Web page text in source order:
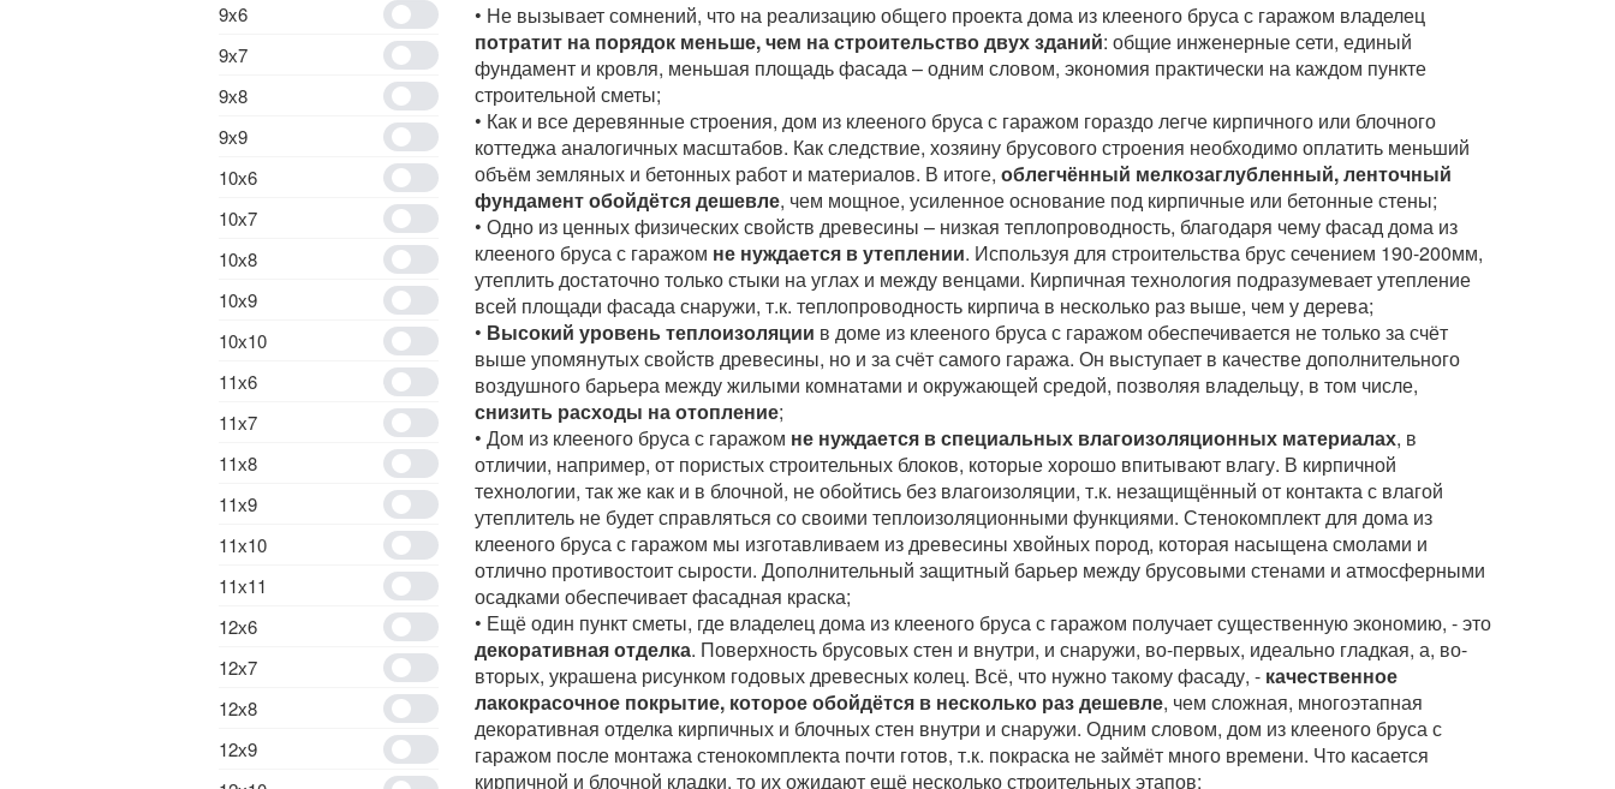
9x6
9х7
9х8
9х9
10х6
10х7
10х8
10х9
10х10
11х6
11х7
11х8
11х9
11х10
11х11
12х6
12х7
12х8
12х9
• Не вызывает сомнений, что на реализацию общего проекта дома из клееного бруса с гаражом владелец
потратит на порядок меньше, чем на строительство двух зданий: общие инженерные сети, единый
фундамент и кровля, меньшая площадь фасада – одним словом, экономия практически на каждом пункте
строительной сметы;
• Как и все деревянные строения, дом из клееного бруса с гаражом гораздо легче кирпичного или блочного
коттеджа аналогичных масштабов. Как следствие, хозяину брусового строения необходимо оплатить меньший
объём земляных и бетонных работ и материалов. В итоге, облегчённый мелкозаглубленный, ленточный
фундамент обойдётся дешевле, чем мощное, усиленное основание под кирпичные или бетонные стены;
• Одно из ценных физических свойств древесины – низкая теплопроводность, благодаря чему фасад дома из
клееного бруса с гаражом не нуждается в утеплении. Используя для строительства брус сечением 190-200мм,
утеплить достаточно только стыки на углах и между венцами. Кирпичная технология подразумевает утепление
всей площади фасада снаружи, т.к. теплопроводность кирпича в несколько раз выше, чем у дерева;
• Высокий уровень теплоизоляции в доме из клееного бруса с гаражом обеспечивается не только за счёт
выше упомянутых свойств древесины, но и за счёт самого гаража. Он выступает в качестве дополнительного
воздушного барьера между жилыми комнатами и окружающей средой, позволяя владельцу, в том числе,
снизить расходы на отопление;
• Дом из клееного бруса с гаражом не нуждается в специальных влагоизоляционных материалах, в
отличии, например, от пористых строительных блоков, которые хорошо впитывают влагу. В кирпичной
технологии, так же как и в блочной, не обойтись без влагоизоляции, т.к. незащищённый от контакта с влагой
утеплитель не будет справляться со своими теплоизоляционными функциями. Стенокомплект для дома из
клееного бруса с гаражом мы изготавливаем из древесины хвойных пород, которая насыщена смолами и
отлично противостоит сырости. Дополнительный защитный барьер между брусовыми стенами и атмосферными
осадками обеспечивает фасадная краска;
• Ещё один пункт сметы, где владелец дома из клееного бруса с гаражом получает существенную экономию, - это
декоративная отделка. Поверхность брусовых стен и внутри, и снаружи, во-первых, идеально гладкая, а, во-
вторых, украшена рисунком годовых древесных колец. Всё, что нужно такому фасаду, - качественное
лакокрасочное покрытие, которое обойдётся в несколько раз дешевле, чем сложная, многоэтапная
декоративная отделка кирпичных и блочных стен внутри и снаружи. Одним словом, дом из клееного бруса с
гаражом после монтажа стенокомплекта почти готов, т.к. покраска не займёт много времени. Что касается
кирпичной и блочной кладки, то их ожидают ещё несколько строительных этапов;